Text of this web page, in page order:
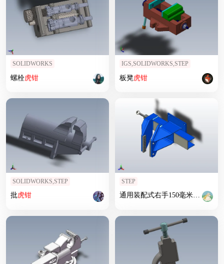
SOLIDWORKS
螺栓虎钳
IGS,SOLIDWORKS,STEP
板凳虎钳
SOLIDWORKS,STEP
批虎钳
STEP
通用装配式右手150毫米偏置 台